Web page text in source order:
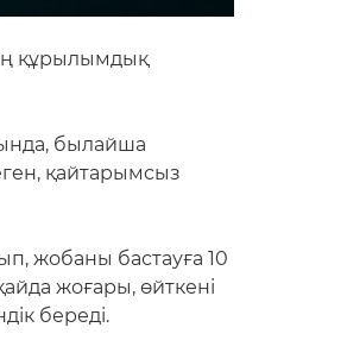
құрылымдық
былайша
қайтарымсыз
жобаны бастауға 10
жоғары, өйткені
береді.